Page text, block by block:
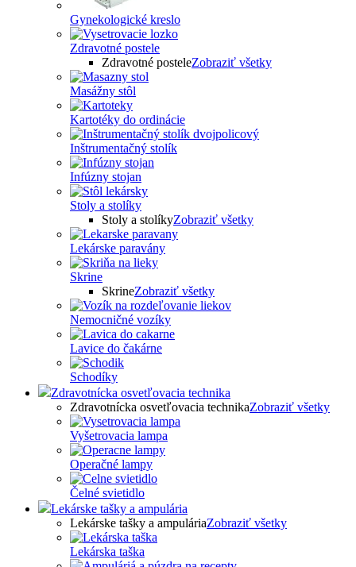
Gynekologické kreslo
Zdravotné postele
Zdravotné posteleZobraziť všetky
Masážny stôl
Kartotéky do ordinácie
Inštrumentačný stolík
Infúzny stojan
Stoly a stolíky
Stoly a stolíkyZobraziť všetky
Lekárske paravány
Skrine
SkrineZobraziť všetky
Nemocničné vozíky
Lavice do čakárne
Schodíky
Zdravotnícka osvetľovacia technika
Zdravotnícka osvetľovacia technikaZobraziť všetky
Vyšetrovacia lampa
Operačné lampy
Čelné svietidlo
Lekárske tašky a ampulária
Lekárske tašky a ampuláriaZobraziť všetky
Lekárska taška